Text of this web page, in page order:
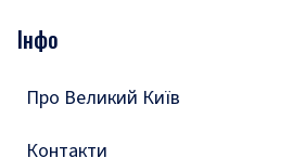
Подкасти
Тести
Інфо
Про Великий Київ
Контакти